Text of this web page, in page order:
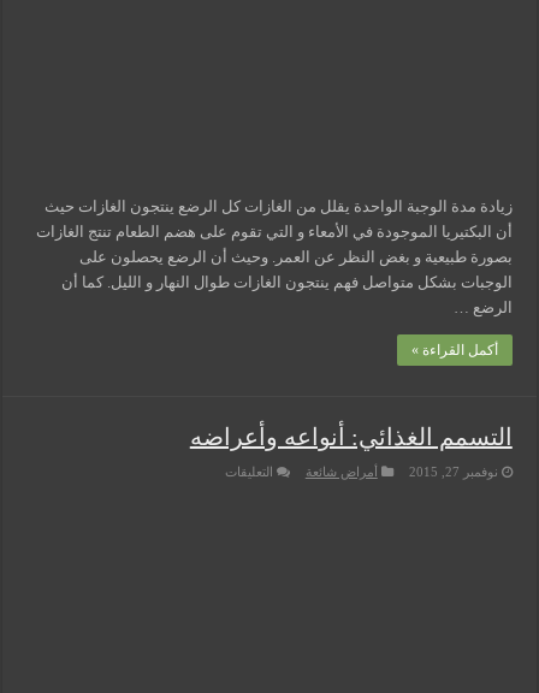
زيادة مدة الوجبة الواحدة يقلل من الغازات كل الرضع ينتجون الغازات حيث
أن البكتيريا الموجودة في الأمعاء و التي تقوم على هضم الطعام تنتج الغازات
بصورة طبيعية و بغض النظر عن العمر. وحيث أن الرضع يحصلون على
الوجبات بشكل متواصل فهم ينتجون الغازات طوال النهار و الليل. كما أن
الرضع …
أكمل القراءة »
التسمم الغذائي: أنواعه وأعراضه
نوفمبر 27, 2015 أمراض شائعة التعليقات